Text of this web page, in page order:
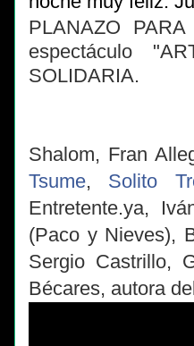
PLANAZO
espectáculo
SOLIDARIA.
Shalom, Fran
Tsume, Solito
Entretente.ya,
(Paco y Nieves),
Sergio Castrillo,
Bécares, autora